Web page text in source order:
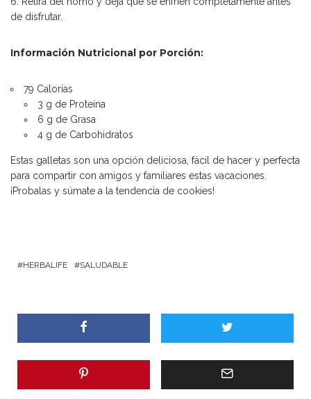
de disfrutar.
Información Nutricional por Porción:
79 Calorías
3 g de Proteína
6 g de Grasa
4 g de Carbohidratos
Estas galletas son una opción deliciosa, fácil de hacer y perfecta
para compartir con amigos y familiares estas vacaciones.
¡Probalas y súmate a la tendencia de cookies!
HERBALIFE SALUDABLE